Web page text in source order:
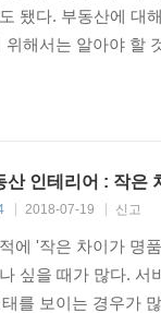
테리어로 개성은
용서다. 이 책과 함
됐다. 부동산에 대
위해서는 알아야 할
산 인테리어 : 작은
2018-07-19 신고
에 '작은 차이가 명
싶을 때가 많다. 서
를 보이는 경우가